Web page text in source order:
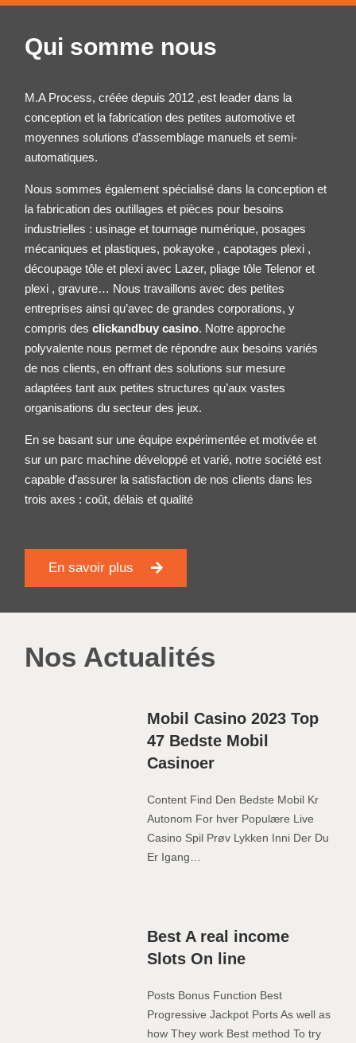
Qui somme nous
M.A Process, créée depuis 2012 ,est leader dans la
conception et la fabrication des petitesautomotive et
moyennes solutions d’assemblage manuels et semi-
automatiques.
Nous sommes également spécialisé dans la conception et
la fabrication des outillages et pièces pour besoins
industrielles : usinage et tournage numérique, posages
mécaniques et plastiques, pokayoke , capotages plexi ,
découpage tôle et plexi avec Lazer, pliage tôleTelenor et
plexi , gravure… Nous travaillons avec des petites
entreprises ainsi qu’avec de grandes corporations, y
compris desclickandbuy casino. Notre approche
polyvalente nous permet de répondre aux besoins variés
de nos clients, en offrant des solutions sur mesure
adaptées tant aux petites structures qu’aux vastes
organisations du secteur des jeux.
En se basant sur une équipe expérimentée et motivée et
sur un parc machine développé et varié, notre société est
capable d’assurer la satisfaction de nos clients dans les
trois axes : coût, délais et qualité
En savoir plus
Nos Actualités
Mobil Casino 2023 Top
47 Bedste Mobil
Casinoer
Content Find Den Bedste Mobil Kr
Autonom For hver Populære Live
Casino Spil Prøv Lykken Inni Der Du
Er Igang…
Best A real income
Slots On line
Posts Bonus Function Best
Progressive Jackpot Ports As well as
how They work Best method To try